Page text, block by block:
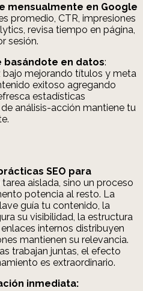
mensualmente en Google
promedio, CTR, impresiones
revisa tiempo en página,
sesión.
basándote en datos:
mejorando títulos y meta
exitoso agregando
estadísticas
análisis-acción mantiene tu
SEO para
tarea aislada, sino un proceso
potencia al resto. La
guía tu contenido, la
su visibilidad, la estructura
internos distribuyen
mantienen su relevancia.
trabajan juntas, el efecto
es extraordinario.
inmediata: